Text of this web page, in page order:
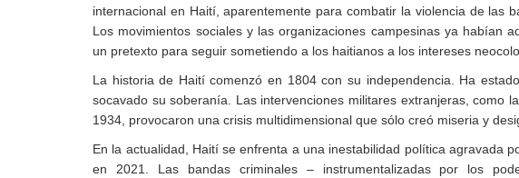
España
Guatemala
Haití
internacional en Haití, aparentemente para combatir la violencia de las
Los movimientos sociales y las organizaciones campesinas ya habían
un pretexto para seguir sometiendo a los haitianos a los intereses
La historia de Haití comenzó en 1804 con su independencia. Ha
socavado su soberanía. Las intervenciones militares extranjeras, como
1934, provocaron una crisis multidimensional que sólo creó miseria y
En la actualidad, Haití se enfrenta a una inestabilidad política agravada
en 2021. Las bandas criminales – instrumentalizadas por los